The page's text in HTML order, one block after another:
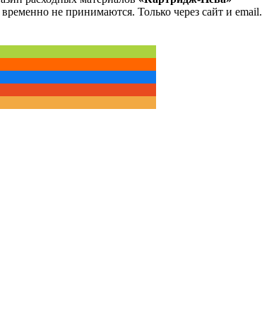
не принимаются. Только через сайт и email.